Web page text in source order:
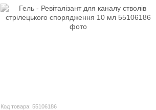
Код товара: 55106186